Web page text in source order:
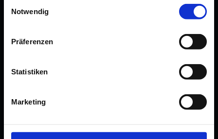
Notwendig
Präferenzen
Statistiken
Marketing